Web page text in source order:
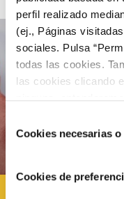
perfil realizado
(ej., Páginas
sociales. Pulsa
todas las cookies.
las cookies clicando
COOKIES.
deCookies necesarias
Cookies de